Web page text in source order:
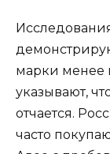
марки менее
указывают,
отчается.
часто